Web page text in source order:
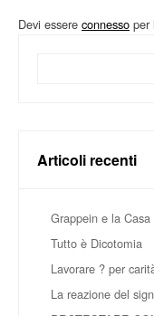
Devi essere connesso per
Articoli recenti
Grappein e la Casa
Tutto è Dicotomia
Lavorare ? per
La reazione del